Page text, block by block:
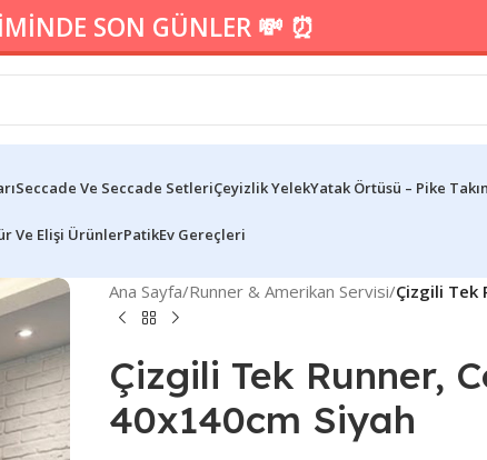
SON GÜNLER 💸 ⏰
Seccade Ve Seccade SetleriÇeyizlik YelekYatak Örtüsü – Pike
Ve Elişi ÜrünlerPatikEv Gereçleri
Ana Sayfa/Runner & Amerikan Servisi/Çizgili Tek
Çizgili Tek Runner,
40x140cm Siyah